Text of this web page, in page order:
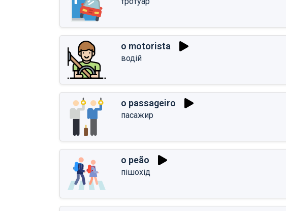
o motorista
водій
o passageiro
пасажир
o peão
пішохід